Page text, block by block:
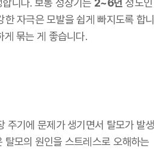
니다. 보통 성장기는 2~6년 정도인
한 자극은 모발을 쉽게 빠지도록 합니
게 묶는 게 좋습니다.
주기에 문제가 생기면서 탈모가 발생
탈모의 원인을 스트레스로 오해하는